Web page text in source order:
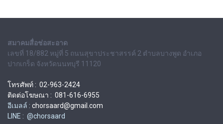
สมาคมสื่อช่อสะอาด
เลขที่ 18/882 หมู่ที่ 5 ถนนสุขาประชาสรรค์ 2 ตำบลบางพูด อำเภอ
ปากเกร็ด จังหวัดนนทบุรี 11120
โทรศัพท์ : 02-963-2424
ติดต่อโฆษณา : 081-616-6955
อีเมลล์ : chorsaard@gmail.com
LINE : @chorsaard